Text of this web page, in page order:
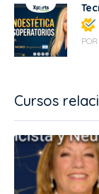
Cursos